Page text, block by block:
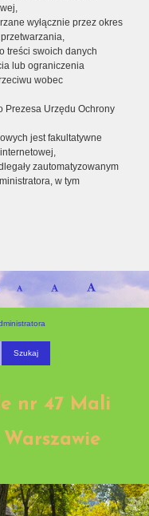
wyłącznie przez okres
treści swoich danych
lub ograniczenia
wobec
Prezesa Urzędu Ochrony
jest fakultatywne
zautomatyzowanym
w tym
nr 47 Mali